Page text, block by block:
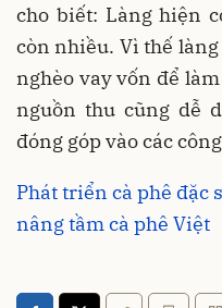
cho biết: Làng hiện
còn nhiều. Vì thế
nghèo vay vốn để
nguồn thu cũng dễ
đóng góp vào các
Phát triển cà phê đặc
nâng tầm cà phê Việt